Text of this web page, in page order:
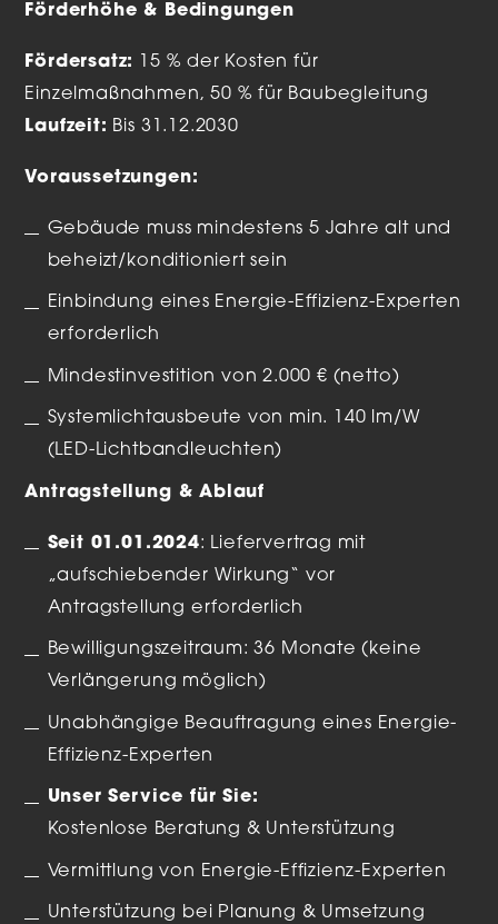
Förderhöhe & Bedingungen
Fördersatz:
15 % der Kosten für
Einzelmaßnahmen, 50 % für Baubegleitung
Laufzeit: Bis 31.12.2030
Voraussetzungen:
Gebäude muss mindestens 5 Jahre alt und
beheizt/konditioniert sein
Einbindung eines Energie-Effizienz-Experten
erforderlich
Mindestinvestition von 2.000 € (netto)
Systemlichtausbeute von min. 140 lm/W
(LED-Lichtbandleuchten)
Antragstellung & Ablauf
Seit 01.01.2024: Liefervertrag mit
„aufschiebender Wirkung“ vor
Antragstellung erforderlich
Bewilligungszeitraum: 36 Monate (keine
Verlängerung möglich)
Unabhängige Beauftragung eines Energie-
Effizienz-Experten
Unser Service für Sie:
Kostenlose Beratung & Unterstützung
Vermittlung von Energie-Effizienz-Experten
Unterstützung bei Planung & Umsetzung